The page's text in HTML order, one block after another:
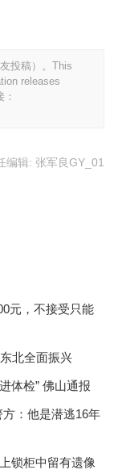
投稿）。This
releases
编辑: 张军良GY_01
元，不接受只能
北全面振兴
体检” 佛山通报
：他是潜逃16年
锁柜中留有遗像